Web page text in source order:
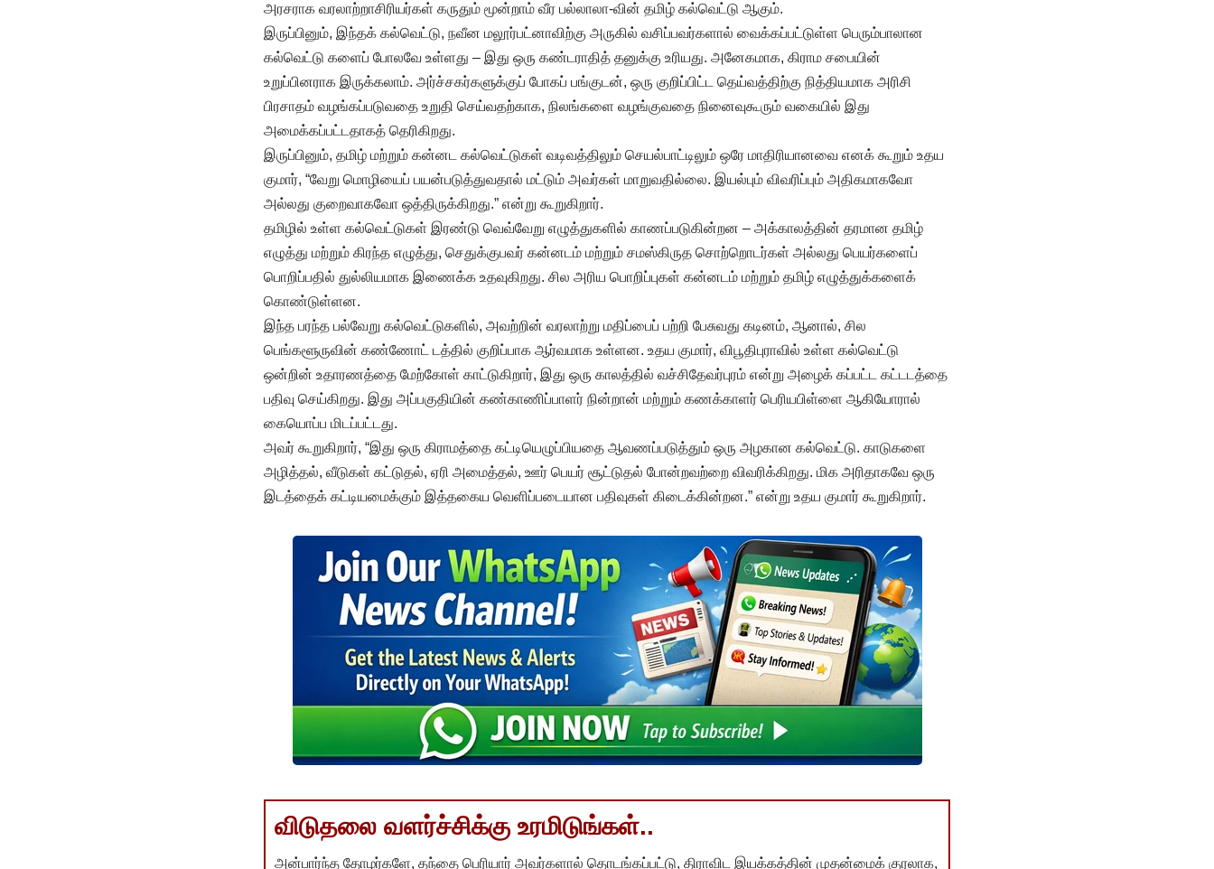
அரசராக வரலாற்றாசிரியர்கள் கருதும் மூன்றாம் வீர பல்லாலா-வின் தமிழ் கல்வெட்டு ஆகும்.
இருப்பினும், இந்தக் கல்வெட்டு, நவீன மலூர்பட்னாவிற்கு அருகில் வசிப்பவர்களால் வைக்கப்பட்டுள்ள பெரும்பாலான
கல்வெட்டு களைப் போலவே உள்ளது – இது ஒரு கண்டராதித் தனுக்கு உரியது. அனேகமாக, கிராம சபையின்
உறுப்பினராக இருக்கலாம். அர்ச்சகர்களுக்குப் போகப் பங்குடன், ஒரு குறிப்பிட்ட தெய்வத்திற்கு நித்தியமாக அரிசி
பிரசாதம் வழங்கப்படுவதை உறுதி செய்வதற்காக, நிலங்களை வழங்குவதை நினைவுகூரும் வகையில் இது
அமைக்கப்பட்டதாகத் தெரிகிறது.
இருப்பினும், தமிழ் மற்றும் கன்னட கல்வெட்டுகள் வடிவத்திலும் செயல்பாட்டிலும் ஒரே மாதிரியானவை எனக் கூறும் உதய
குமார், “வேறு மொழியைப் பயன்படுத்துவதால் மட்டும் அவர்கள் மாறுவதில்லை. இயல்பும் விவரிப்பும் அதிகமாகவோ
அல்லது குறைவாகவோ ஒத்திருக்கிறது.” என்று கூறுகிறார்.
தமிழில் உள்ள கல்வெட்டுகள் இரண்டு வெவ்வேறு எழுத்துகளில் காணப்படுகின்றன – அக்காலத்தின் தரமான தமிழ்
எழுத்து மற்றும் கிரந்த எழுத்து, செதுக்குபவர் கன்னடம் மற்றும் சமஸ்கிருத சொற்றொடர்கள் அல்லது பெயர்களைப்
பொறிப்பதில் துல்லியமாக இணைக்க உதவுகிறது. சில அரிய பொறிப்புகள் கன்னடம் மற்றும் தமிழ் எழுத்துக்களைக்
கொண்டுள்ளன.
இந்த பரந்த பல்வேறு கல்வெட்டுகளில், அவற்றின் வரலாற்று மதிப்பைப் பற்றி பேசுவது கடினம், ஆனால், சில
பெங்களூருவின் கண்ணோட் டத்தில் குறிப்பாக ஆர்வமாக உள்ளன. உதய குமார், விபூதிபுராவில் உள்ள கல்வெட்டு
ஒன்றின் உதாரணத்தை மேற்கோள் காட்டுகிறார், இது ஒரு காலத்தில் வச்சிதேவர்புரம் என்று அழைக் கப்பட்ட கட்டடத்தை
பதிவு செய்கிறது. இது அப்பகுதியின் கண்காணிப்பாளர் நின்றான் மற்றும் கணக்காளர் பெரியபிள்ளை ஆகியோரால்
கையொப்ப மிடப்பட்டது.
அவர் கூறுகிறார், “இது ஒரு கிராமத்தை கட்டியெழுப்பியதை ஆவணப்படுத்தும் ஒரு அழகான கல்வெட்டு. காடுகளை
அழித்தல், வீடுகள் கட்டுதல், ஏரி அமைத்தல், ஊர் பெயர் சூட்டுதல் போன்றவற்றை விவரிக்கிறது. மிக அரிதாகவே ஒரு
இடத்தைக் கட்டியமைக்கும் இத்தகைய வெளிப்படையான பதிவுகள் கிடைக்கின்றன.” என்று உதய குமார் கூறுகிறார்.
விடுதலை வளர்ச்சிக்கு உரமிடுங்கள்..
அன்பார்ந்த தோழர்களே, தந்தை பெரியார் அவர்களால் தொடங்கப்பட்டு, திராவிட இயக்கத்தின் முதன்மைக் குரலாக,